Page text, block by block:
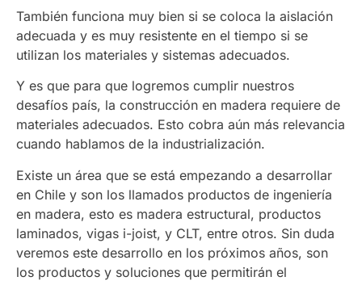
También funciona muy bien si se coloca la aislación
adecuada y es muy resistente en el tiempo si se
utilizan los materiales y sistemas adecuados.
Y es que para que logremos cumplir nuestros
desafíos país, la construcción en madera requiere de
materiales adecuados. Esto cobra aún más relevancia
cuando hablamos de la industrialización.
Existe un área que se está empezando a desarrollar
en Chile y son los llamados productos de ingeniería
en madera, esto es madera estructural, productos
laminados, vigas i-joist, y CLT, entre otros. Sin duda
veremos este desarrollo en los próximos años, son
los productos y soluciones que permitirán el